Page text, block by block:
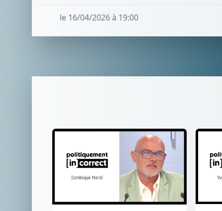
le 16/04/2026 à 19:00